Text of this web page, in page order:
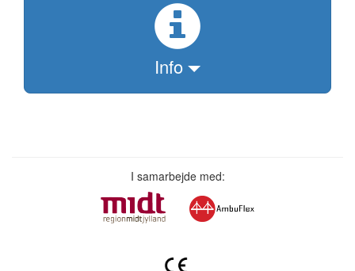
Info
I samarbejde med: